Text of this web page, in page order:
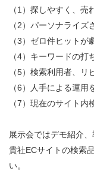
（1）探しやすく、売
（2）パーソナライズ
（3）ゼロ件ヒットが
（4）キーワードの打
（5）検索利用者、リ
（6）人手による運用
（7）現在のサイト内
展示会ではデモ紹介
貴社ECサイトの検索
い。